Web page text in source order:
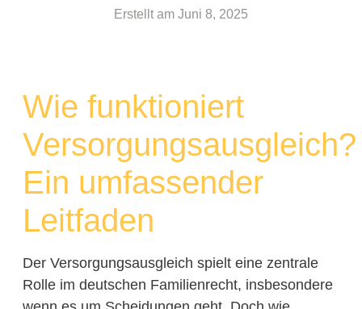
Erstellt am Juni 8, 2025
Wie funktioniert
Versorgungsausgleich?
Ein umfassender
Leitfaden
Der Versorgungsausgleich spielt eine zentrale
Rolle im deutschen Familienrecht, insbesondere